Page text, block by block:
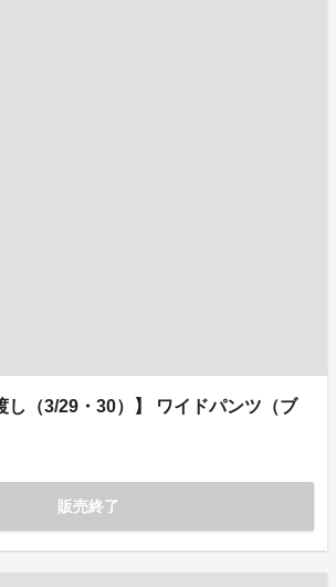
し（3/29・30）】 ワイドパンツ（ブ
販売終了